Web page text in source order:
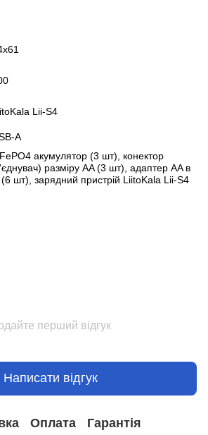
Lii-S4
A
акумулятор (3 шт), конектор
разміру AA (3 шт), адаптер AA в
(6 шт), зарядний пристрій LiitoKala Lii-S4
перший відгук
Написати відгук
Оплата Гарантія